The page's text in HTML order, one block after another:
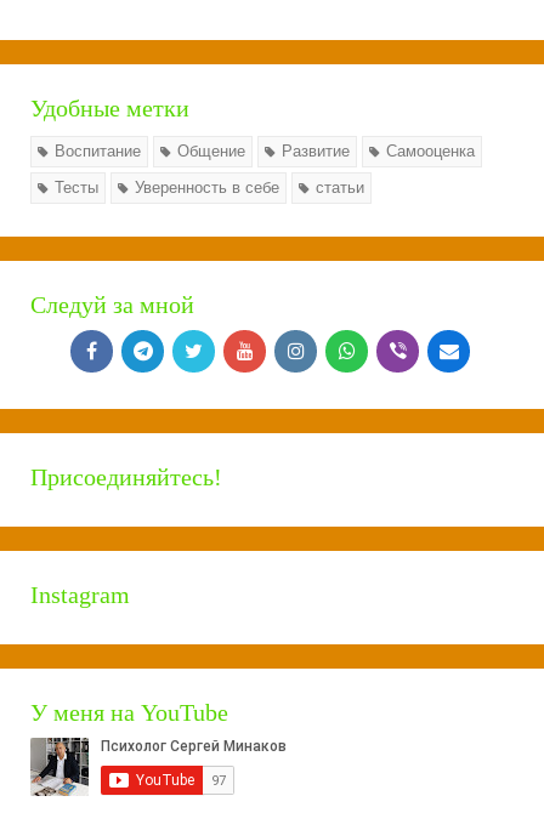
Удобные метки
Воспитание Общение Развитие
Самооценка
Тесты
Уверенность в себе статьи
Следуй за мной
Присоединяйтесь!
Instagram
У меня на YouTube